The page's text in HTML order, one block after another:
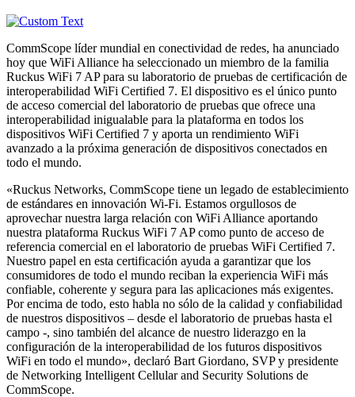
CommScope líder mundial en conectividad de redes, ha anunciado
hoy que WiFi Alliance ha seleccionado un miembro de la familia
Ruckus WiFi 7 AP para su laboratorio de pruebas de certificación de
interoperabilidad WiFi Certified 7. El dispositivo es el único punto
de acceso comercial del laboratorio de pruebas que ofrece una
interoperabilidad inigualable para la plataforma en todos los
dispositivos WiFi Certified 7 y aporta un rendimiento WiFi
avanzado a la próxima generación de dispositivos conectados en
todo el mundo.
«Ruckus Networks, CommScope tiene un legado de establecimiento
de estándares en innovación Wi-Fi. Estamos orgullosos de
aprovechar nuestra larga relación con WiFi Alliance aportando
nuestra plataforma Ruckus WiFi 7 AP como punto de acceso de
referencia comercial en el laboratorio de pruebas WiFi Certified 7.
Nuestro papel en esta certificación ayuda a garantizar que los
consumidores de todo el mundo reciban la experiencia WiFi más
confiable, coherente y segura para las aplicaciones más exigentes.
Por encima de todo, esto habla no sólo de la calidad y confiabilidad
de nuestros dispositivos – desde el laboratorio de pruebas hasta el
campo -, sino también del alcance de nuestro liderazgo en la
configuración de la interoperabilidad de los futuros dispositivos
WiFi en todo el mundo», declaró Bart Giordano, SVP y presidente
de Networking Intelligent Cellular and Security Solutions de
CommScope.